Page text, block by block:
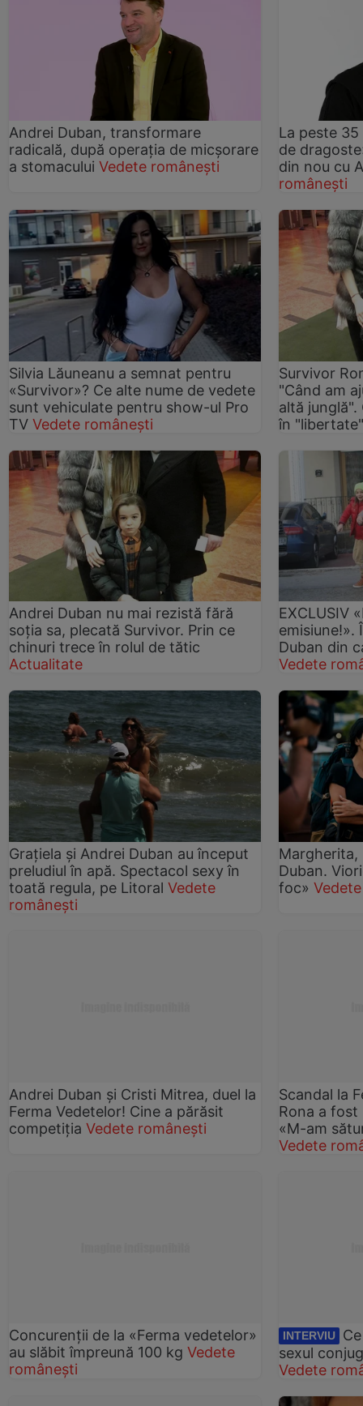
Andrei Duban, transformare
radicală, după operația de micșorare
a stomacului Vedete românești
La peste
de
din nou cu
românești
Silvia Lăuneanu a semnat pentru
«Survivor»? Ce alte nume de vedete
sunt vehiculate pentru show-ul Pro
TV Vedete românești
Survivor
"Când am
altă
în
Andrei Duban nu mai rezistă fără
soția sa, plecată Survivor. Prin ce
chinuri trece în rolul de tătic
Actualitate
EXCLUSIV
emisiune!».
Duban din
Vedete
Grațiela și Andrei Duban au început
preludiul în apă. Spectacol sexy în
toată regula, pe Litoral Vedete
românești
Margherita,
Duban.
foc»
Andrei Duban și Cristi Mitrea, duel la
Ferma Vedetelor! Cine a părăsit
competiția Vedete românești
Scandal la
Rona a fost
«M-am
Vedete
Concurenţii de la «Ferma vedetelor»
au slăbit împreună 100 kg Vedete
românești
INTERVIU
sexul
Vedete